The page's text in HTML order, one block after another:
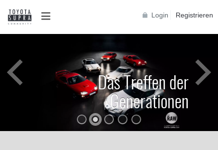
Login Registrieren
Das Treffen der
Generationen